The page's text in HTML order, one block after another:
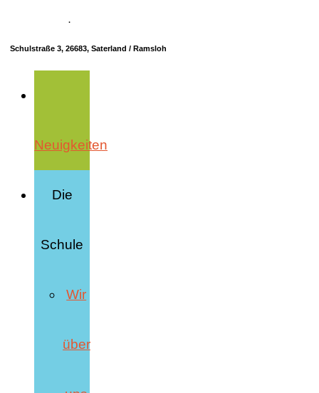
·
Schulstraße 3, 26683, Saterland / Ramsloh
Neuigkeiten
Die
Schule
Wir
über